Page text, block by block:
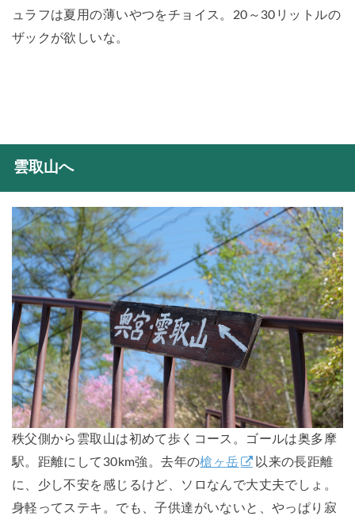
ュラフは夏用の薄いやつをチョイス。20～30リットルの
ザックが欲しいな。
雲取山へ
秩父側から雲取山は初めて歩くコース。ゴールは奥多摩
駅。距離にして30km強。去年の槍ヶ岳
以来の長距離
に、少し不安を感じるけど、ソロなんで大丈夫でしょ。
身軽ってステキ。でも、子供達がいないと、やっぱり寂